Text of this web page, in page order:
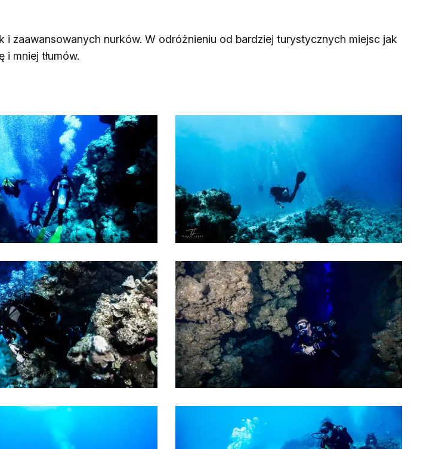
zaawansowanych nurków. W odróżnieniu od bardziej turystycznych miejsc jak
mniej tłumów.